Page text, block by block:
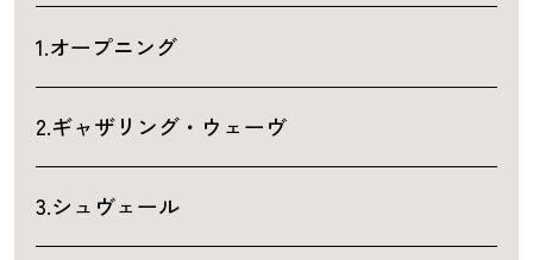
1.オープニング
2.ギャザリング・ウェーヴ
3.シュヴェール